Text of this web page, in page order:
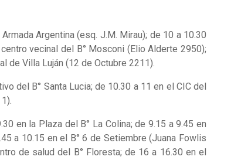
Argentina (esq. J.M. Mirau); de 10 a 10.30
vecinal del B° Mosconi (Elio Alderte 2950);
de Villa Luján (12 de Octubre 2211).
del B° Santa Lucia; de 10.30 a 11 en el CIC del
en la Plaza del B° La Colina; de 9.15 a 9.45 en
a 10.15 en el B° 6 de Setiembre (Juana Fowlis
de salud del B° Floresta; de 16 a 16.30 en el